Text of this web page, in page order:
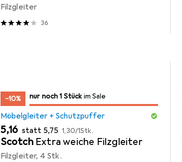
Filzgleiter
36
−10% noch 1 Stückim Sale
nur noch 1 Stück im Sale
Möbelgleiter + Schutzpuffer
EUR
5,16 statt EUR
5,75 EUR
1,30/1Stk.
Scotch Extra weiche Filzgleiter
Filzgleiter, 4 Stk.